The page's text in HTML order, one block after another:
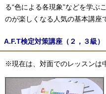
る“色による各現象”などを学ぶ
のが楽しくなる人気の基本講座
A.F.T検定対策講座（２，３級
※現在は、対面でのレッスンは